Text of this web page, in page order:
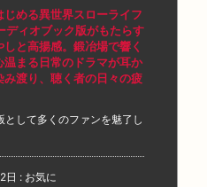
じめる異世界スローライフ
ディオブック版がもたらす
しと高揚感。鍛冶場で響く
温まる日常のドラマが耳か
み渡り、聴く者の日々の疲
として多くのファンを魅了し
日 : お気に